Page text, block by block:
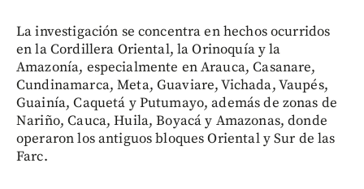
La investigación se concentra en hechos ocurridos
en la Cordillera Oriental, la Orinoquía y la
Amazonía, especialmente en Arauca, Casanare,
Cundinamarca, Meta, Guaviare, Vichada, Vaupés,
Guainía, Caquetá y Putumayo, además de zonas de
Nariño, Cauca, Huila, Boyacá y Amazonas, donde
operaron los antiguos bloques Oriental y Sur de las
Farc.